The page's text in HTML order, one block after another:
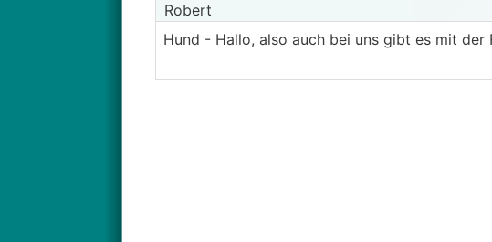
Robert
Hund - Hallo, also auch bei uns gibt es mit der